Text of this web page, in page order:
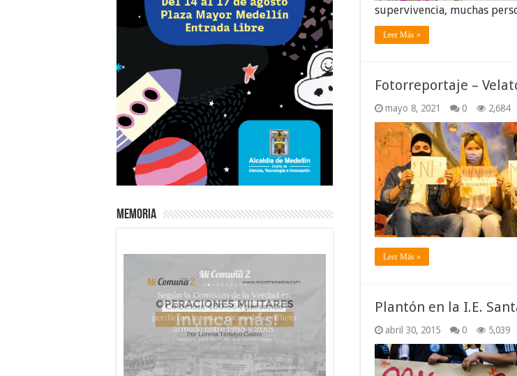
supervivencia, muchas
Leer Más »
Fotorreportaje –
mayo 8, 2021 0 2,684
Leer Más »
Plantón en la I.E.
abril 30, 2015 0 5,039
Memoria